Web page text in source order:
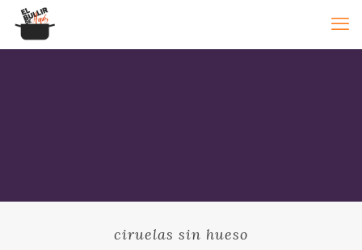
ciruelas sin hueso